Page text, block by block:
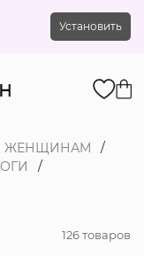
Установить
ЖЕНЩИНАМ
126 товаров